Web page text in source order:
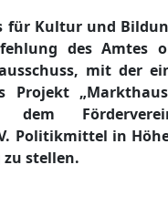
für Kultur und
des Amtes
mit der
Projekt „
dem Fö
Politikmittel in Hö
stellen.